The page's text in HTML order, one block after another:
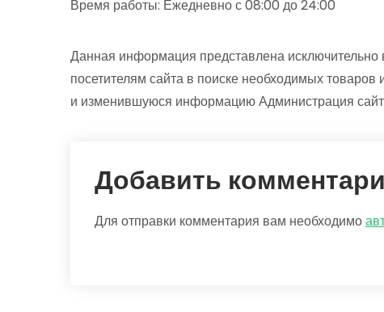
Время работы: Ежедневно с 08:00 до 24:00
Данная информация представлена
посетителям сайта в поиске необходимых
и изменившуюся информацию Администрация
Добавить
Для отправки комментария вам необходимо